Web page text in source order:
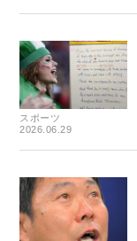
スポーツ
2026.06.29